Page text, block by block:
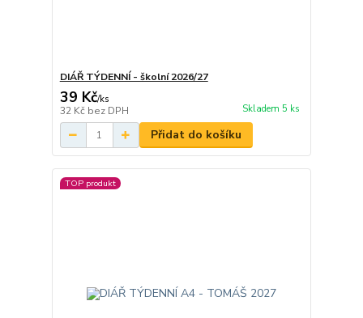
DIÁŘ TÝDENNÍ - školní 2026/27
39 Kč/ks
32 Kč bez DPH Skladem 5 ks
Přidat do košíku
TOP produkt